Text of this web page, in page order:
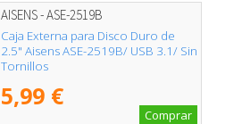
AISENS - ASE-2519B
Caja Externa para Disco Duro de
2.5" Aisens ASE-2519B/ USB 3.1/ Sin
Tornillos
5,99 €
Comprar